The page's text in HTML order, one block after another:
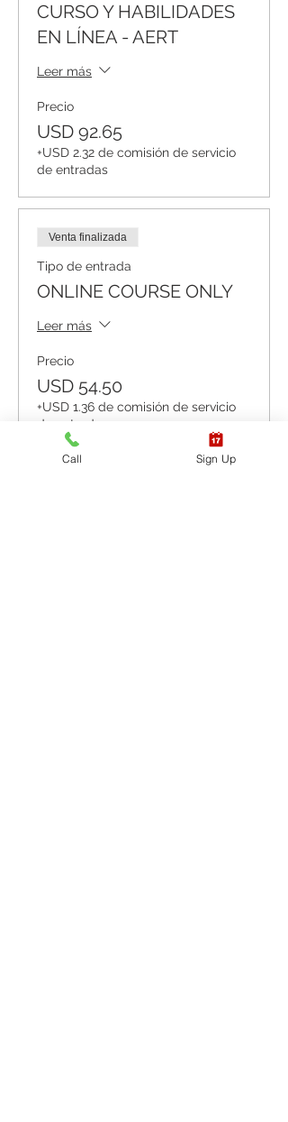
CURSO Y HABILIDADES
EN LÍNEA - AERT
Leer más
Precio
USD 92.65
+USD 2.32 de comisión de servicio
de entradas
Venta finalizada
Tipo de entrada
ONLINE COURSE ONLY
Leer más
Precio
USD 54.50
+USD 1.36 de comisión de servicio
de entradas
Call Sign Up